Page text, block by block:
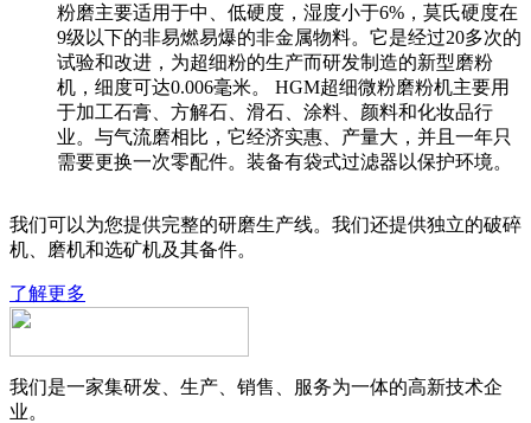
粉磨主要适用于中、低硬度，湿度小于6%，莫氏硬度在
9级以下的非易燃易爆的非金属物料。它是经过20多次的
试验和改进，为超细粉的生产而研发制造的新型磨粉
机，细度可达0.006毫米。 HGM超细微粉磨粉机主要用
于加工石膏、方解石、滑石、涂料、颜料和化妆品行
业。与气流磨相比，它经济实惠、产量大，并且一年只
需要更换一次零配件。装备有袋式过滤器以保护环境。
我们可以为您提供完整的研磨生产线。我们还提供独立的破碎
机、磨机和选矿机及其备件。
了解更多
我们是一家集研发、生产、销售、服务为一体的高新技术企
业。